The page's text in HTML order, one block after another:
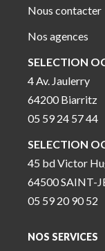
Nous contacter
Nos agences
SELECTION
4 Av. Jaulerry
64200 Biarritz
05 59 24 57 44
SELECTION
45 bd Victor
64500 SAINT-
05 59 20 90 52
NOS SERVICES